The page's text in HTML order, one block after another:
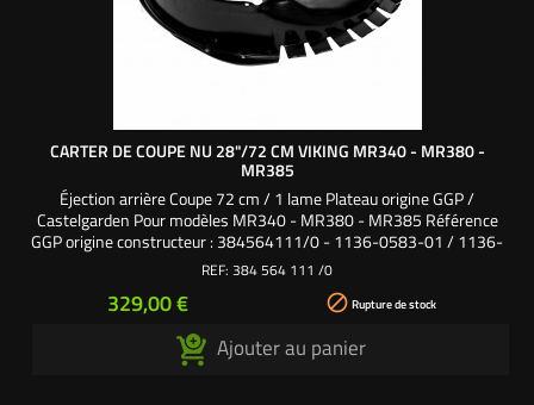
CARTER DE COUPE NU 28"/72 CM VIKING MR340 - MR380 -
MR385
Éjection arrière Coupe 72 cm / 1 lame Plateau origine GGP /
Castelgarden Pour modèles MR340 - MR380 - MR385 Référence
GGP origine constructeur : 384564111/0 - 1136-0583-01 / 1136-
1261-01
REF: 384 564 111 /0
Prix
329,00 €  Rupture de stock
Ajouter au panier